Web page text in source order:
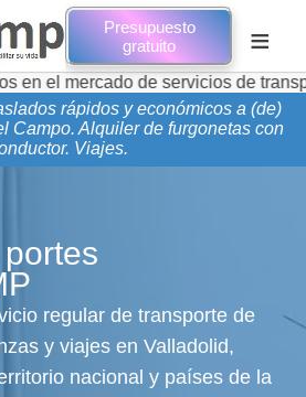
Presupuesto
gratuito
≡
de servicios de transporte de
rápidos y económicos a (de)
Campo. Alquiler de furgonetas con
Viajes.
regular de transporte de
y viajes en Valladolid,
nacional y países de la